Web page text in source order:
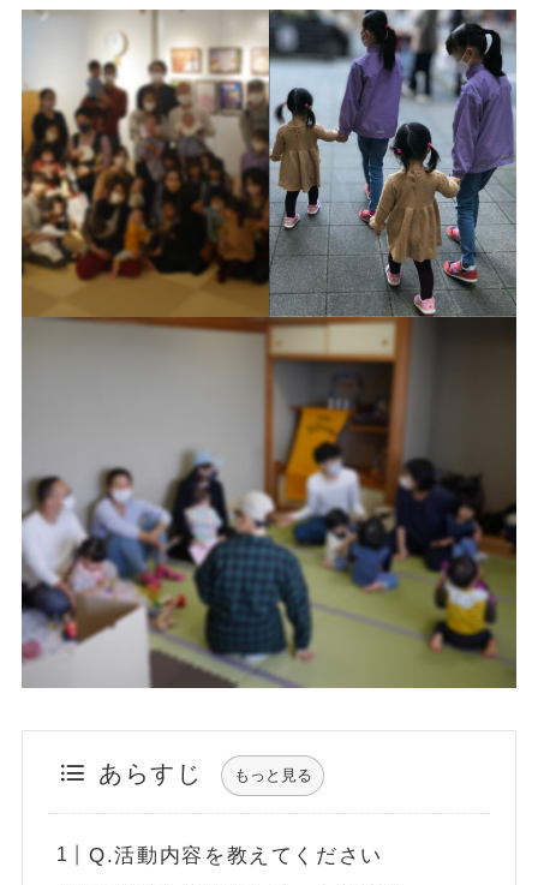
あらすじ もっと見る
Q.活動内容を教えてください